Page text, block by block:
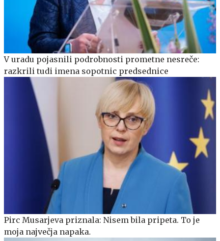
V uradu pojasnili podrobnosti prometne nesreče:
razkrili tudi imena sopotnic predsednice
Pirc Musarjeva priznala: Nisem bila pripeta. To je
moja največja napaka.